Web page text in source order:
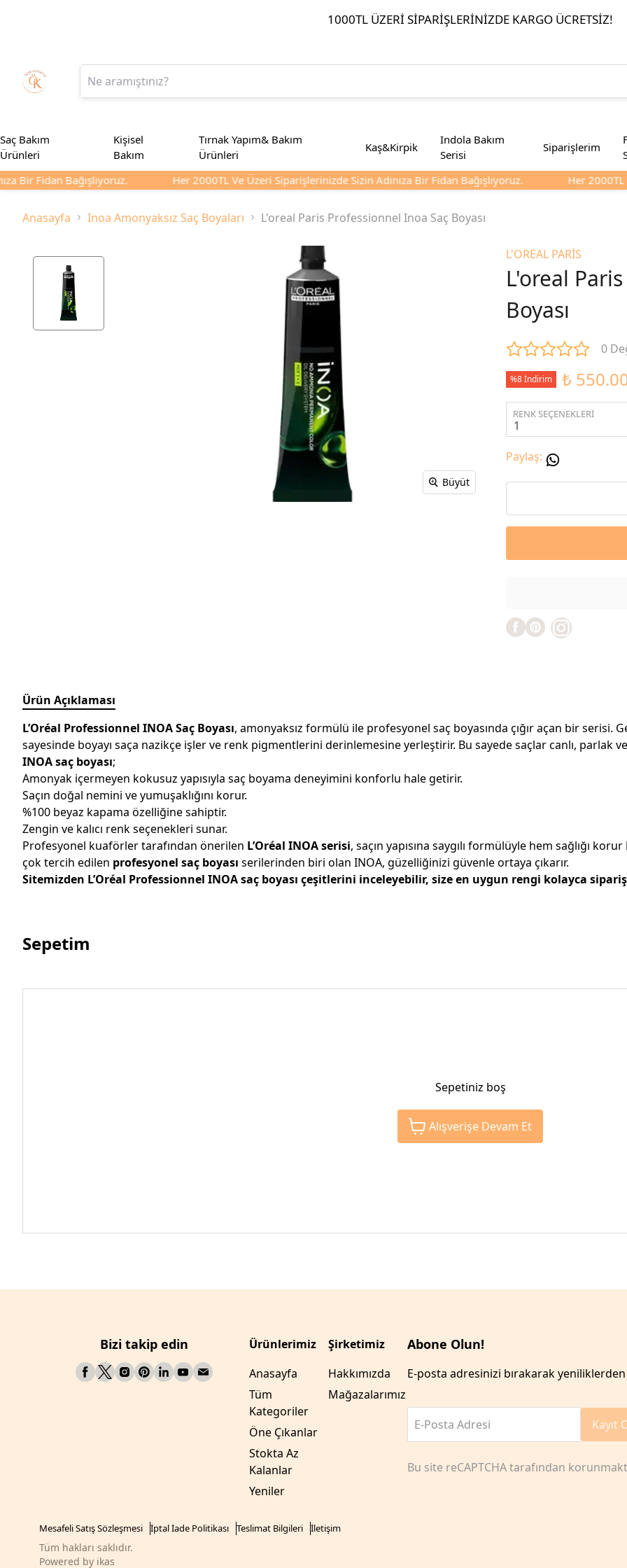
1000TL ÜZERI SIPARIŞLERINIZDE KARGO ÜCRETSIZ!
Saç Bakım
Ürünleri
Kişisel
Bakım
Tırnak Yapım& Bakım
Ürünleri
Kaş&Kirpik
Indola Bakım
Serisi
Siparişlerim
Bir Fidan Bağışlıyoruz. Her 2000TL Ve Üzeri Siparişlerinizde Sizin Adınıza Bir Fidan Bağışlıyoruz. Her 2000TL
Anasayfa Inoa Amonyaksız Saç Boyaları L'oreal Paris Professionnel Inoa Saç Boyası
Büyüt
L'OREAL PARİS
L'oreal
Boyası
0
%8 İndirim ₺
RENK SEÇENEKLERİ
Paylaş:
Ürün Açıklaması
L’Oréal Professionnel INOA Saç Boyası, amonyaksız formülü ile profesyonel saç boyasında çığır açan bir serisi.
sayesinde boyayı saça nazikçe işler ve renk pigmentlerini derinlemesine yerleştirir. Bu sayede saçlar canlı, parlak
INOA saç boyası;
Amonyak içermeyen kokusuz yapısıyla saç boyama deneyimini konforlu hale getirir.
Saçın doğal nemini ve yumuşaklığını korur.
%100 beyaz kapama özelliğine sahiptir.
Zengin ve kalıcı renk seçenekleri sunar.
Profesyonel kuaförler tarafından önerilen L’Oréal INOA serisi, saçın yapısına saygılı formülüyle hem sağlığı
çok tercih edilen profesyonel saç boyası serilerinden biri olan INOA, güzelliğinizi güvenle ortaya çıkarır.
Sitemizden L’Oréal Professionnel INOA saç boyası çeşitlerini inceleyebilir, size en uygun rengi kolayca
Sepetim
Sepetiniz boş
Alışverişe Devam Et
Bizi takip edin
Ürünlerimiz
Anasayfa
Tüm
Kategoriler
Öne Çıkanlar
Stokta Az
Kalanlar
Yeniler
Şirketimiz
Hakkımızda
Mağazalarımız
Abone Olun!
E-posta adresinizi bırakarak
E-Posta Adresi Kayıt
Bu site reCAPTCHA tarafından
Mesafeli Satış Sözleşmesi İptal İade Politikası Teslimat Bilgileri İletişim
Tüm hakları saklıdır.
Powered by ikas